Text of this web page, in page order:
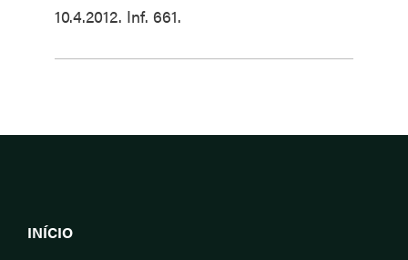
10.4.2012. Inf. 661.
INÍCIO